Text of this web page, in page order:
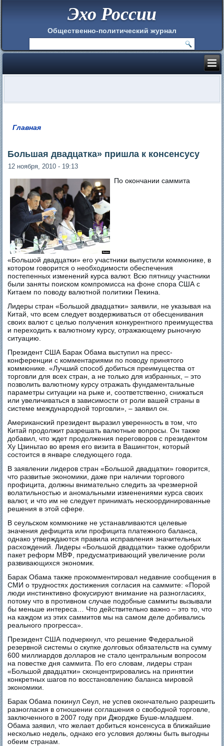
Эхо России
Общественно-политический журнал
Главная
Большая двадцатка» пришла к консенсусу
12 ноября, 2010 - 19:13
По окончании саммита
«Большой двадцатки» его участники выпустили коммюнике, в
котором говорится о необходимости обеспечения
постепенных изменений курса валют. Всю пятницу участники
были заняты поиском компромисса на фоне спора США с
Китаем по поводу валютной политики Пекина.
Лидеры стран «Большой двадцатки» заявили, не указывая на
Китай, что всем следует воздерживаться от обесценивания
своих валют с целью получения конкурентного преимущества
и переходить к валютному курсу, отражающему рыночную
ситуацию.
Президент США Барак Обама выступил на пресс-
конференции с комментариями по поводу принятого
коммюнике. «Лучший способ добиться преимущества от
торговли для всех стран, а не только для избранных, – это
позволить валютному курсу отражать фундаментальные
параметры ситуации на рыке и, соответственно, снижаться
или увеличиваться в зависимости от роли вашей страны в
системе международной торговли», – заявил он.
Американский президент выразил уверенность в том, что
Китай продолжит разрешать валютные вопросы. Он также
добавил, что ждет продолжения переговоров с президентом
Ху Цзиньтао во время его визита в Вашингтон, который
состоится в январе следующего года.
В заявлении лидеров стран «Большой двадцатки» говорится,
что развитые экономики, даже при наличии торгового
профицита, должны внимательно следить за чрезмерной
волатильностью и аномальными изменениями курса своих
валют, и что им не следует принимать нескоординированные
решения в этой сфере.
В сеульском коммюнике не устанавливаются целевые
значения дефицита или профицита платежного баланса,
однако утверждаются правила исправления значительных
расхождений. Лидеры «Большой двадцатки» также одобрили
пакет реформ МВФ, предусматривающий увеличение роли
развивающихся экономик.
Барак Обама также прокомментировал недавние сообщения в
СМИ о трудностях достижения согласия на саммите: «Порой
люди инстинктивно фокусируют внимание на разногласиях,
потому что в противном случае подобные саммиты вызывали
бы меньше интереса… Что действительно важно – это то, что
на каждом из этих саммитов мы на самом деле добивались
реального прогресса».
Президент США подчеркнул, что решение Федеральной
резервной системы о скупке долговых обязательств на сумму
600 миллиардов долларов не стало центральным вопросом
на повестке дня саммита. По его словам, лидеры стран
«Большой двадцатки» сконцентрировались на принятии
конкретных шагов по восстановлению баланса мировой
экономики.
Барак Обама покинул Сеул, не успев окончательно разрешить
разногласия в отношении соглашения о свободной торговле,
заключенного в 2007 году при Джордже Буше-младшем.
Обама заявил, что желает добиться консенсуса в ближайшие
несколько недель, однако его условия должны быть выгодны
обеим странам.